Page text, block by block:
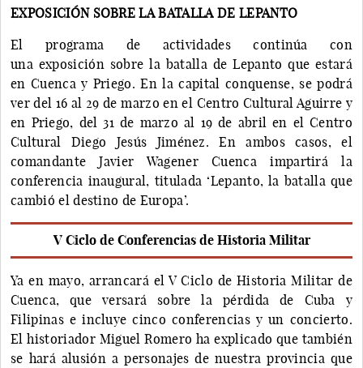
EXPOSICIÓN SOBRE LA BATALLA DE LEPANTO
El programa de actividades continúa con
una exposición sobre la batalla de Lepanto que estará
en Cuenca y Priego. En la capital conquense, se podrá
ver del 16 al 29 de marzo en el Centro Cultural Aguirre y
en Priego, del 31 de marzo al 19 de abril en el Centro
Cultural Diego Jesús Jiménez. En ambos casos, el
comandante Javier Wagener Cuenca impartirá la
conferencia inaugural, titulada ‘Lepanto, la batalla que
cambió el destino de Europa’.
V Ciclo de Conferencias de Historia Militar
Ya en mayo, arrancará el V Ciclo de Historia Militar de
Cuenca, que versará sobre la pérdida de Cuba y
Filipinas e incluye cinco conferencias y un concierto.
El historiador Miguel Romero ha explicado que también
se hará alusión a personajes de nuestra provincia que